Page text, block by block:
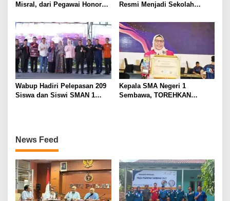
Misral, dari Pegawai Honorer
Karir Jabatan Struktural
Eselon III
Resmi Menjadi Sekolah
Wabup Hadiri Pelepasan 209
Siswa dan Siswi SMAN 1
Kepala SMA Negeri 1
Sembawa, TOREHKAN
News Feed